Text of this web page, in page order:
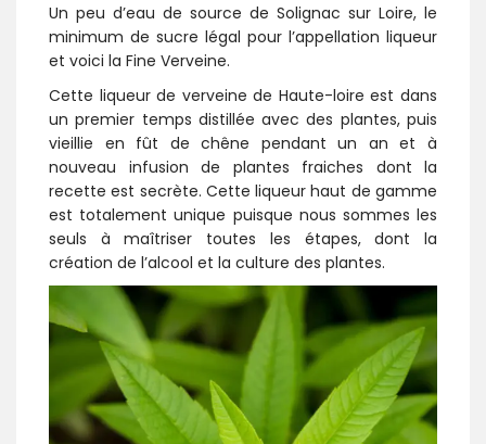
Un peu d’eau de source de Solignac sur Loire, le
minimum de sucre légal pour l’appellation liqueur
et voici la Fine Verveine.
Cette liqueur de verveine de Haute-loire est dans
un premier temps distillée avec des plantes, puis
vieillie en fût de chêne pendant un an et à
nouveau infusion de plantes fraiches dont la
recette est secrète. Cette liqueur haut de gamme
est totalement unique puisque nous sommes les
seuls à maîtriser toutes les étapes, dont la
création de l’alcool et la culture des plantes.